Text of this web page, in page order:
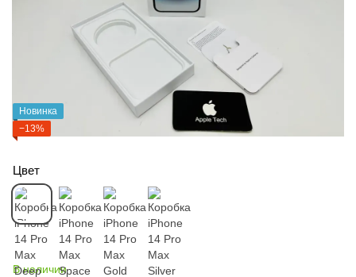
Новинка
−13%
Цвет
В наличии